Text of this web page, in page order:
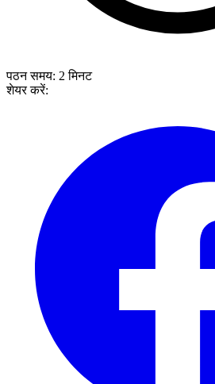
पठन समय: 2 मिनट
शेयर करें: